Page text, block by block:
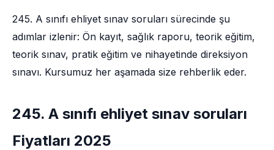
245. A sınıfı ehliyet sınav soruları sürecinde şu
adımlar izlenir: Ön kayıt, sağlık raporu, teorik eğitim,
teorik sınav, pratik eğitim ve nihayetinde direksiyon
sınavı. Kursumuz her aşamada size rehberlik eder.
245. A sınıfı ehliyet sınav soruları
Fiyatları 2025